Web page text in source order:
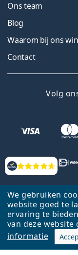
We gebruiken
website goed te
ervaring te
van deze website
informatie
Beoordelingen
Ons team
Blog
Waarom bij ons
Contact
Volg
Terug
Lentiamo.nl is